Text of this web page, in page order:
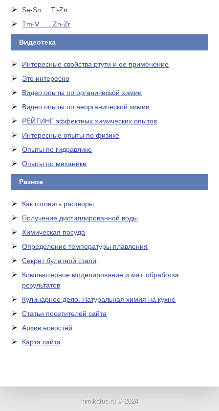
Se-Sn . . Tl-Zn
Tm-V . . . Zn-Zr
Видеотека
Интересные свойства ртути и ее применение
Это интересно
Видео опыты по органической химии
Видео опыты по неорганической химии
РЕЙТИНГ эффектных химических опытов
Интересные опыты по физике
Опыты по гидравлике
Опыты по механике
Разное
Как готовить растворы
Получение дистиллированной воды
Химическая посуда
Определение температуры плавления
Секрет булатной стали
Компьютерное моделирование и мат. обработка
результатов
Кулинарное дело. Натуральная химия на кухне
Статьи посетителей сайта
Архив новостей
Карта сайта
himikatus.ru © 2024